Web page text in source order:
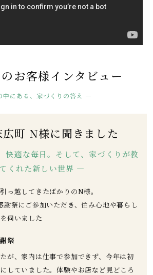
お客様インタビュー
中にある、家づくりの答え ―
町 N様に聞きました
快適な毎日。そして、家づくりが教
くれた新しい世界 —
っ越してきたばかりのN様。
謝祭にご参加いただき、住み心地や暮らし
伺いました
祭
が、家内は仕事で参加できず、今年は初
していました。体験やお店など見どころ